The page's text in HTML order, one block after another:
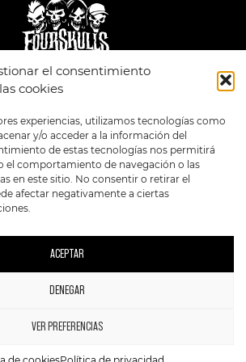
el consentimiento
cookies
experiencias, utilizamos tecnologías como
y/o acceder a la información del
de estas tecnologías nos permitirá
el comportamiento de navegación o las
en este sitio. No consentir o retirar el
afectar negativamente a ciertas
ACEPTAR
DENEGAR
VER PREFERENCIAS
TIENDA
ESTILOS
FORMATOS
PREVENTAS
OFERTAS
MERCHANDISING
FOUR SKULLS
Reservados todos los derechos.